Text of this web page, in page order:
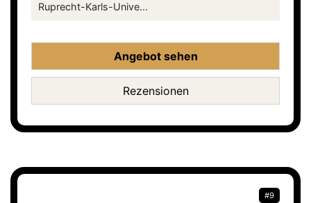
Ruprecht-Karls-Unive...
Angebot sehen
Rezensionen
#9